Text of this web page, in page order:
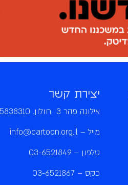
יצירת קשר
אילונה פהר 3 חולון. 5838310
מייל – info@cartoon.org.il
טלפון – 03-6521849
פקס – 03-6521867